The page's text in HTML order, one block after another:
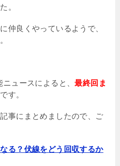
。
仲良くやっているようで、
ニュースによると、最終回ま
す。
事にまとめましたので、ご
る？伏線をどう回収するか